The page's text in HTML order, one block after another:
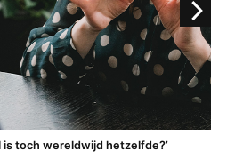
is toch wereldwijd hetzelfde?’